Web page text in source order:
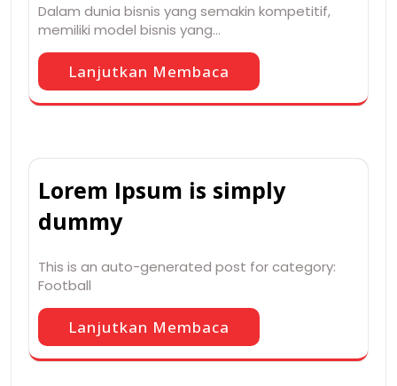
Dalam dunia bisnis yang semakin kompetitif,
memiliki model bisnis yang…
Lanjutkan Membaca
Lorem Ipsum is simply
dummy
This is an auto-generated post for category:
Football
Lanjutkan Membaca